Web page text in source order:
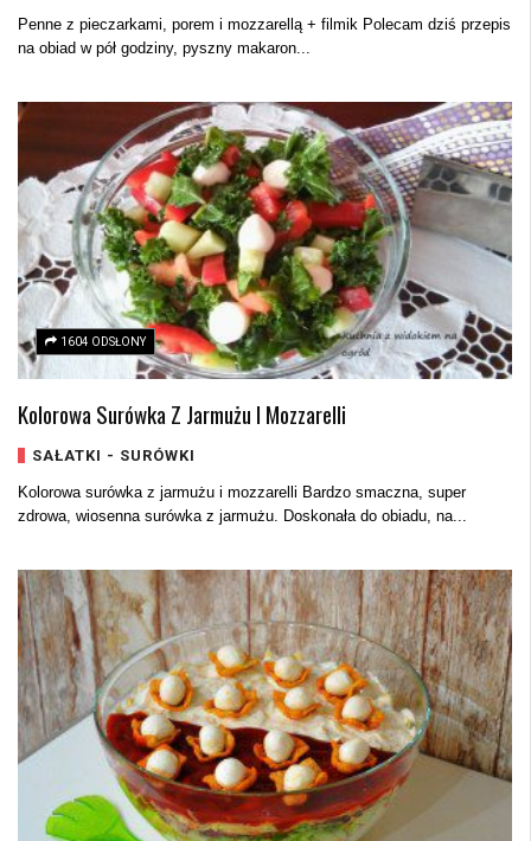
Penne z pieczarkami, porem i mozzarellą + filmik Polecam dziś przepis
na obiad w pół godziny, pyszny makaron...
1604 ODSŁONY
Kolorowa Surówka Z Jarmużu I Mozzarelli
SAŁATKI - SURÓWKI
Kolorowa surówka z jarmużu i mozzarelli Bardzo smaczna, super
zdrowa, wiosenna surówka z jarmużu. Doskonała do obiadu, na...